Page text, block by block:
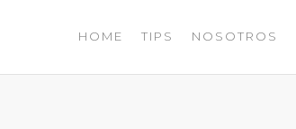
HOME TIPS NOSOTROS